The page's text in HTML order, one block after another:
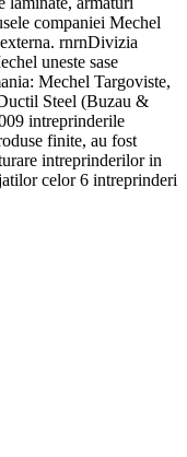
companiei Mechel
rnrnDivizia
uneste sase
Mechel Targoviste,
Steel (Buzau &
intreprinderile
finite, au fost
intreprinderilor in
celor 6 intreprinderi